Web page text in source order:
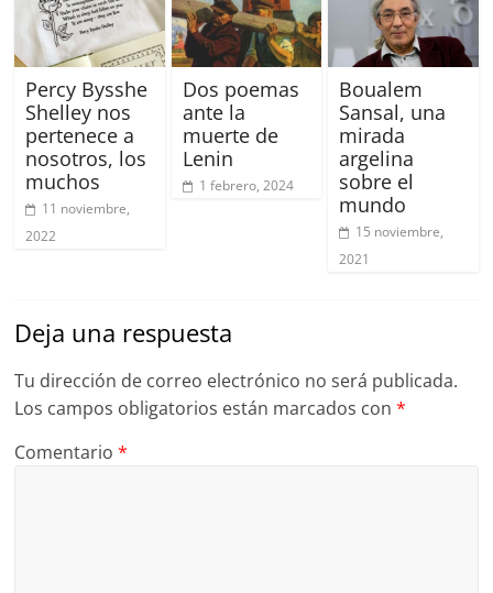
Percy Bysshe
Shelley nos
pertenece a
nosotros, los
muchos
11 noviembre,
2022
Dos poemas
ante la
muerte de
Lenin
1 febrero, 2024
Boualem
Sansal, una
mirada
argelina
sobre el
mundo
15 noviembre,
2021
Deja una respuesta
Tu dirección de correo electrónico no será publicada.
Los campos obligatorios están marcados con*
Comentario*